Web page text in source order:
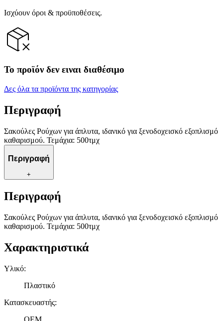
Ισχύουν όροι & προϋποθέσεις.
Το προϊόν δεν ειναι διαθέσιμο
Δες όλα τα προϊόντα της κατηγορίας
Περιγραφή
Σακούλες Ρούχων για άπλυτα, ιδανικό για ξενοδοχεισκό εξοπλισμό
καθαρισμού. Τεμάχια: 500τμχ
Περιγραφή
+
Περιγραφή
Σακούλες Ρούχων για άπλυτα, ιδανικό για ξενοδοχεισκό εξοπλισμό
καθαρισμού. Τεμάχια: 500τμχ
Χαρακτηριστικά
Υλικό:
Πλαστικό
Κατασκευαστής:
OEM